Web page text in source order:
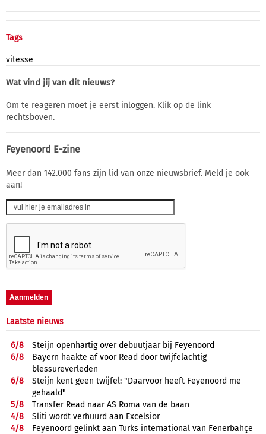
Tags
vitesse
Wat vind jij van dit nieuws?
Om te reageren moet je eerst inloggen. Klik op de link
rechtsboven.
Feyenoord E-zine
Meer dan 142.000 fans zijn lid van onze nieuwsbrief. Meld je ook
aan!
Laatste nieuws
6/8
Steijn openhartig over debuutjaar bij Feyenoord
6/8
Bayern haakte af voor Read door twijfelachtig
blessureverleden
6/8
Steijn kent geen twijfel: "Daarvoor heeft Feyenoord me
gehaald"
5/8
Transfer Read naar AS Roma van de baan
4/8
Sliti wordt verhuurd aan Excelsior
4/8
Feyenoord gelinkt aan Turks international van Fenerbahçe